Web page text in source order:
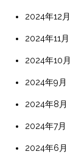
2024年12月
2024年11月
2024年10月
2024年9月
2024年8月
2024年7月
2024年6月